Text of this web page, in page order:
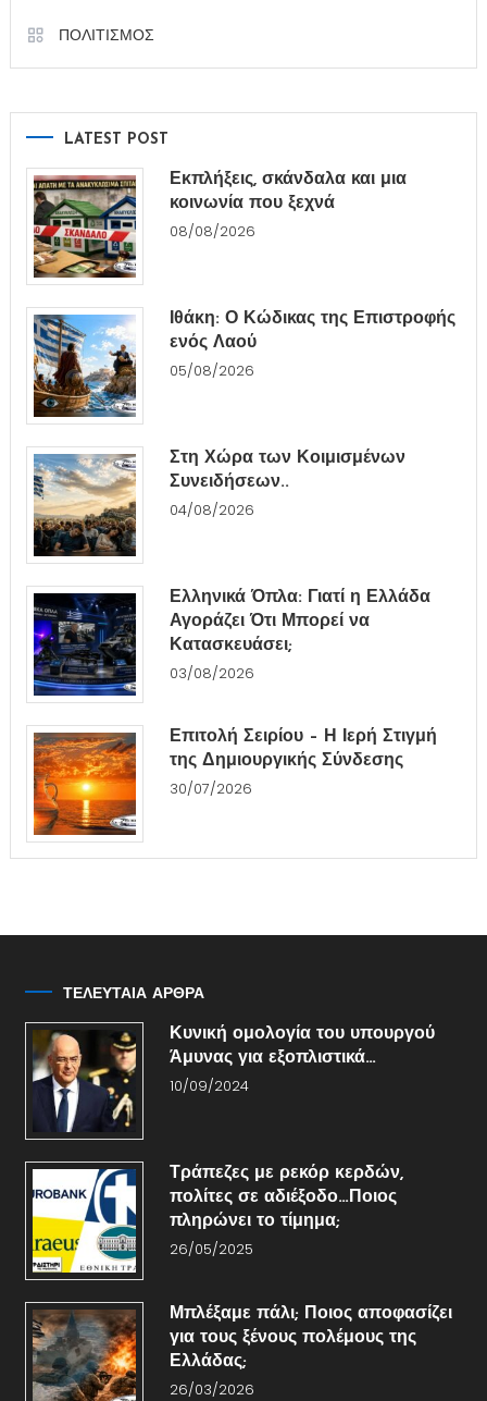
ΠΟΛΙΤΙΣΜΟΣ
LATEST POST
Εκπλήξεις, σκάνδαλα και μια
κοινωνία που ξεχνά
08/08/2026
Ιθάκη: Ο Κώδικας της Επιστροφής
ενός Λαού
05/08/2026
Στη Χώρα των Κοιμισμένων
Συνειδήσεων..
04/08/2026
Ελληνικά Όπλα: Γιατί η Ελλάδα
Αγοράζει Ότι Μπορεί να
Κατασκευάσει;
03/08/2026
Επιτολή Σειρίου – Η Ιερή Στιγμή
της Δημιουργικής Σύνδεσης
30/07/2026
ΤΕΛΕΥΤΑΙΑ ΑΡΘΡΑ
Κυνική ομολογία του υπουργού
Άμυνας για εξοπλιστικά…
10/09/2024
Τράπεζες με ρεκόρ κερδών,
πολίτες σε αδιέξοδο…Ποιος
πληρώνει το τίμημα;
26/05/2025
Μπλέξαμε πάλι; Ποιος αποφασίζει
για τους ξένους πολέμους της
Ελλάδας;
26/03/2026